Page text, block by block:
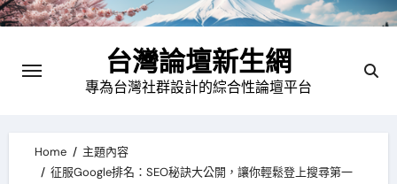
Skip
content
台灣論壇新生網
專為台灣社群設計的綜合性論壇平台
Home
主題內容
征服Google排名：SEO秘訣大公開，讓你輕鬆登上搜尋第一